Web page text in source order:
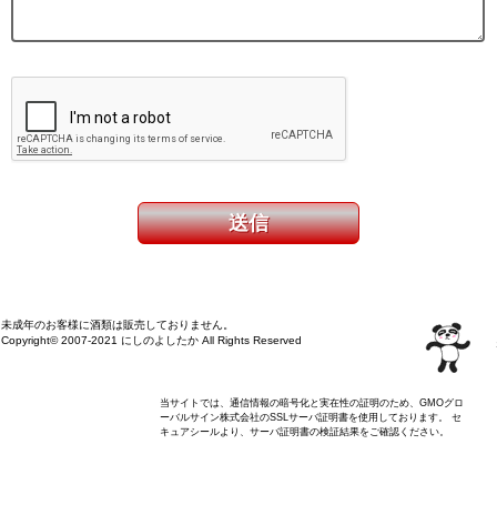
未成年のお客様に酒類は販売しておりません。
Copyright© 2007-2021 にしのよしたか All Rights Reserved
当サイトでは、通信情報の暗号化と実在性の証明のため、GMOグロ
ーバルサイン株式会社のSSLサーバ証明書を使用しております。 セ
キュアシールより、サーバ証明書の検証結果をご確認ください。